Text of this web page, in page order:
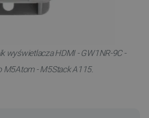
wyświetlacza HDMI - GW1NR-9C -
M5Atom - M5Stack A115.